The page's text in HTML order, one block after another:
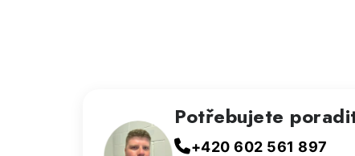
Potřebujete
+420 602 561 897